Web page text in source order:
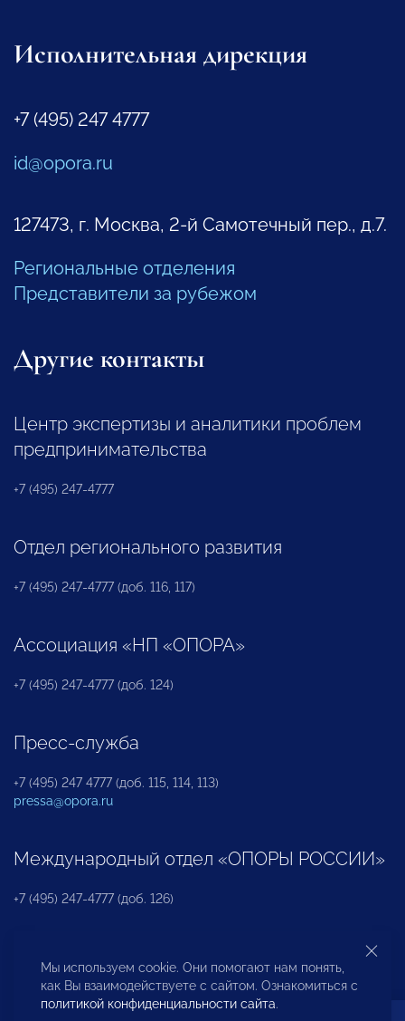
Исполнительная дирекция
+7 (495) 247 4777
id@opora.ru
127473, г. Москва, 2-й Самотечный пер., д.7.
Региональные отделения
Представители за рубежом
Другие контакты
Центр экспертизы и аналитики проблем
предпринимательства
+7 (495) 247-4777
Отдел регионального развития
+7 (495) 247-4777 (доб. 116, 117)
Ассоциация «НП «ОПОРА»
+7 (495) 247-4777 (доб. 124)
Пресс-служба
+7 (495) 247 4777 (доб. 115, 114, 113)
pressa@opora.ru
Международный отдел «ОПОРЫ РОССИИ»
+7 (495) 247-4777 (доб. 126)
Бюро по защите прав предпринимателей и
инвесторов
Мы используем cookie. Они помогают нам понять,
как Вы взаимодействуете с сайтом. Ознакомиться с
политикой конфиденциальности сайта.